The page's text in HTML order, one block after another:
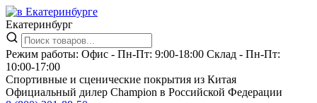
Екатеринбург
Режим работы: Офис - Пн-Пт: 9:00-18:00 Склад - Пн-Пт:
10:00-17:00
Спортивные и сценические покрытия из Китая
Официальный дилер Champion в Российской Федерации